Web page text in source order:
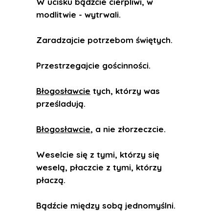
modlitwie - wytrwali.
Zaradzajcie potrzebom świętych.
Przestrzegajcie gościnności.
Błogosławcie tych, którzy was
prześladują.
Błogosławcie, a nie złorzeczcie.
Weselcie się z tymi, którzy się
weselą, płaczcie z tymi, którzy
płaczą.
Bądźcie między sobą jednomyślni.